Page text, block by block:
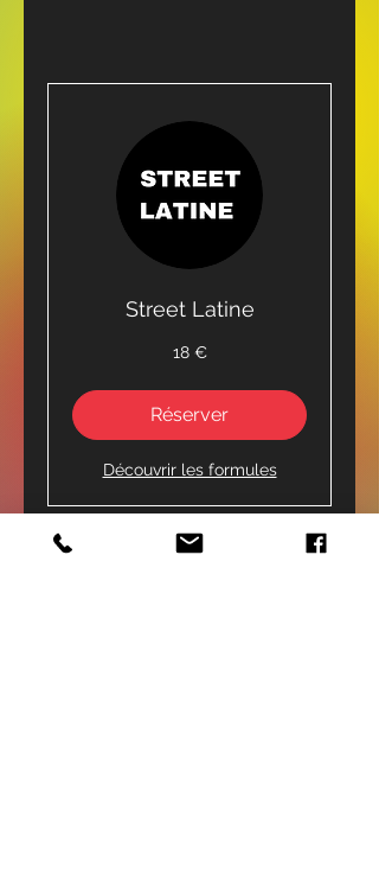
Street Latine
18 €
Réserver
Découvrir les formules